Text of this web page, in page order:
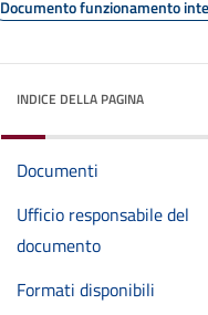
Documento funzionamento
INDICE DELLA PAGINA
Documenti
Ufficio responsabile del
documento
Formati disponibili